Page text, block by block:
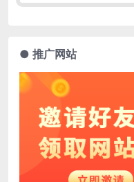
● 推广网站